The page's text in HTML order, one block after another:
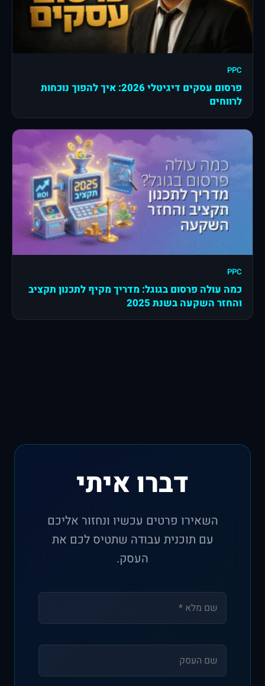
PPC
פרסום עסקים דיגיטלי 2026: איך להפוך נוכחות
לרווחים
PPC
כמה עולה פרסום בגוגל: מדריך מקיף לתכנון תקציב
והחזר השקעה בשנת 2025
דברו איתי
השאירו פרטים עכשיו ונחזור אליכם
עם תוכנית עבודה שתטיס לכם את
העסק.